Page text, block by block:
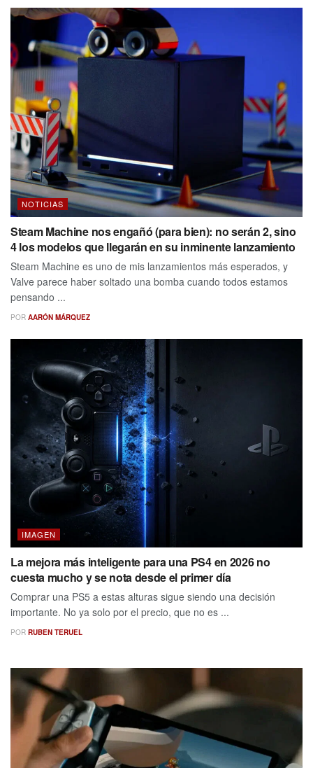
NOTICIAS
Steam Machine nos engañó (para bien): no serán 2, sino
4 los modelos que llegarán en su inminente lanzamiento
Steam Machine es uno de mis lanzamientos más esperados, y
Valve parece haber soltado una bomba cuando todos estamos
pensando ...
POR AARÓN MÁRQUEZ
IMAGEN
La mejora más inteligente para una PS4 en 2026 no
cuesta mucho y se nota desde el primer día
Comprar una PS5 a estas alturas sigue siendo una decisión
importante. No ya solo por el precio, que no es ...
POR RUBEN TERUEL